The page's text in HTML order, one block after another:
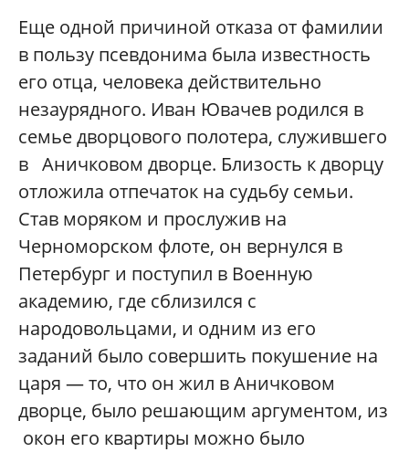
Еще одной причиной отказа от фамилии
в пользу псевдонима была известность
его отца, человека действительно
незаурядного. Иван Ювачев родился в
семье дворцового полотера, служившего
в Аничковом дворце. Близость к дворцу
отложила отпечаток на судьбу семьи.
Став моряком и прослужив на
Черноморском флоте, он вернулся в
Петербург и поступил в Военную
академию, где сблизился с
народовольцами, и одним из его
заданий было совершить покушение на
царя — то, что он жил в Аничковом
дворце, было решающим аргументом, из
окон его квартиры можно было